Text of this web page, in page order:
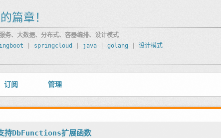
篇章！
务、大数据、分布式、容器编排、设计模式
springcloud java golang
设计模式
订阅 管理
持DbFunctions扩展函数